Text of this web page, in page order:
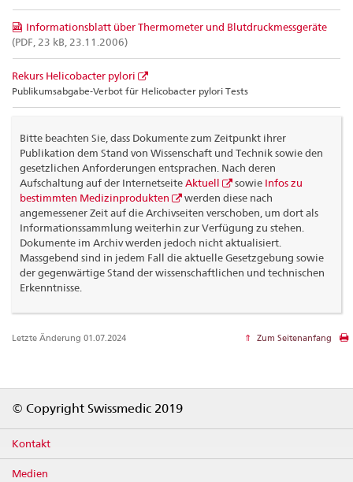
Informationsblatt über Thermometer und Blutdruckmessgeräte
(PDF, 23 kB, 23.11.2006)
Rekurs Helicobacter pylori
Publikumsabgabe-Verbot für Helicobacter pylori Tests
Bitte beachten Sie, dass Dokumente zum Zeitpunkt ihrer
Publikation dem Stand von Wissenschaft und Technik sowie den
gesetzlichen Anforderungen entsprachen. Nach deren
Aufschaltung auf der InternetseiteAktuell sowie Infos zu
bestimmten Medizinprodukten
werden diese nach
angemessener Zeit auf die Archivseiten verschoben, um dort als
Informationssammlung weiterhin zur Verfügung zu stehen.
Dokumente im Archiv werden jedoch nicht aktualisiert.
Massgebend sind in jedem Fall die aktuelle Gesetzgebung sowie
der gegenwärtige Stand der wissenschaftlichen und technischen
Erkenntnisse.
Letzte Änderung 01.07.2024 Zum Seitenanfang
© Copyright Swissmedic 2019
Kontakt
Medien